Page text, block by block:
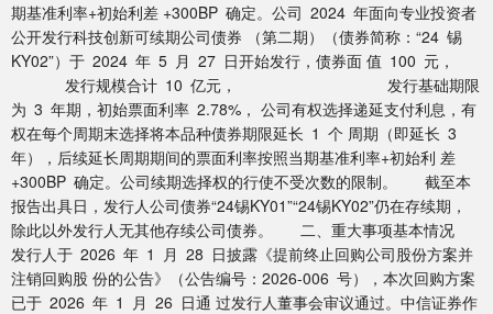
期基准利率+初始利差 +300BP 确定。公司 2024 年面向专业投资者
公开发行科技创新可续期公司债券 （第二期）（债券简称：“24 锡
KY02”）于 2024 年 5 月 27 日开始发行，债券面 值 100 元，
发行规模合计 10 亿元， 发行基础期限
为 3 年期，初始票面利率 2.78%， 公司有权选择递延支付利息，有
权在每个周期末选择将本品种债券期限延长 1 个 周期（即延长 3
年），后续延长周期期间的票面利率按照当期基准利率+初始利 差
+300BP 确定。公司续期选择权的行使不受次数的限制。 截至本
报告出具日，发行人公司债券“24锡KY01”“24锡KY02”仍在存续期，
除此以外发行人无其他存续公司债券。 二、重大事项基本情况
发行人于 2026 年 1 月 28 日披露《提前终止回购公司股份方案并
注销回购股 份的公告》（公告编号：2026-006 号），本次回购方案
已于 2026 年 1 月 26 日通 过发行人董事会审议通过。中信证券作